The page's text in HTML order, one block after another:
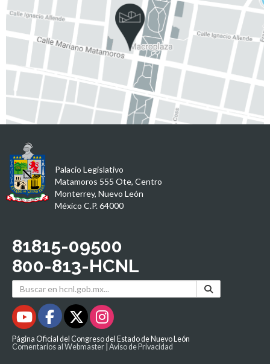
Palacio Legislativo
Matamoros 555 Ote, Centro
Monterrey, Nuevo León
México C.P. 64000
81815-09500
800-813-HCNL
Página Oficial del Congreso del Estado de Nuevo León
Comentarios al Webmaster Aviso de Privacidad